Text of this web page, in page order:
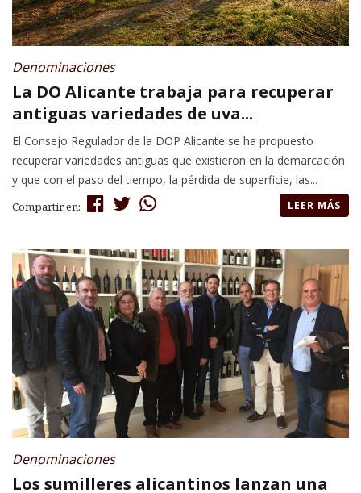
Denominaciones
La DO Alicante trabaja para recuperar
antiguas variedades de uva...
El Consejo Regulador de la DOP Alicante se ha propuesto
recuperar variedades antiguas que existieron en la demarcación
y que con el paso del tiempo, la pérdida de superficie, las...
Compartir en: LEER MÁS
Denominaciones
Los sumilleres alicantinos lanzan una